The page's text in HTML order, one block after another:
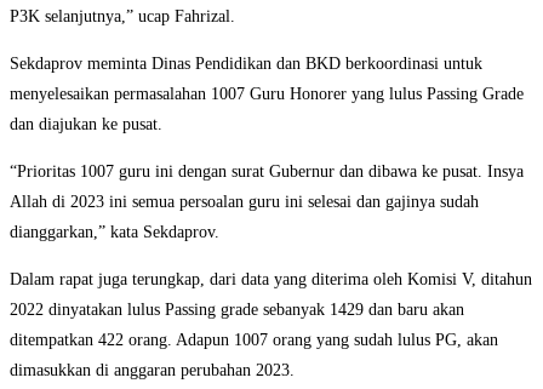
P3K selanjutnya,” ucap Fahrizal.
Sekdaprov meminta Dinas Pendidikan dan BKD berkoordinasi untuk
menyelesaikan permasalahan 1007 Guru Honorer yang lulus Passing Grade
dan diajukan ke pusat.
“Prioritas 1007 guru ini dengan surat Gubernur dan dibawa ke pusat. Insya
Allah di 2023 ini semua persoalan guru ini selesai dan gajinya sudah
dianggarkan,” kata Sekdaprov.
Dalam rapat juga terungkap, dari data yang diterima oleh Komisi V, ditahun
2022 dinyatakan lulus Passing grade sebanyak 1429 dan baru akan
ditempatkan 422 orang. Adapun 1007 orang yang sudah lulus PG, akan
dimasukkan di anggaran perubahan 2023.